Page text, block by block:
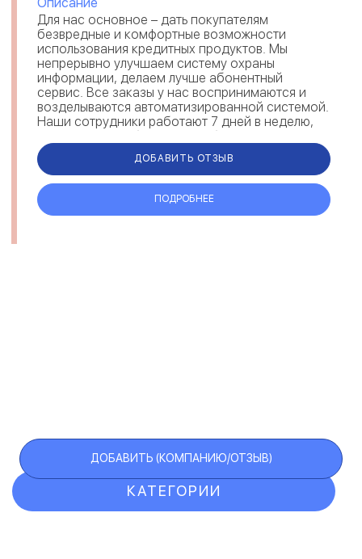
Для нас основное – дать покупателям
безвредные и комфортные возможности
использования кредитных продуктов. Мы
непрерывно улучшаем систему охраны
информации, делаем лучше абонентный
сервис. Все заказы у нас воспринимаются и
возделываются автоматизированной системой.
Наши сотрудники работают 7 дней в неделю,
24 часа в день, без каких-либо перерывов,
weekendов и празднич...
ДОБАВИТЬ ОТЗЫВ
ПОДРОБНЕЕ
КАТЕГОРИИ
ДОБАВИТЬ (КОМПАНИЮ/ОТЗЫВ)